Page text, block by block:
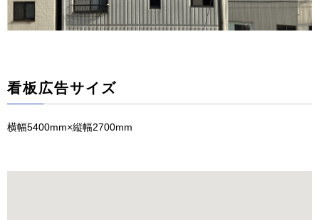
看板広告サイズ
横幅5400mm×縦幅2700mm